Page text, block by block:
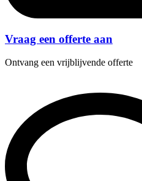
Vraag een offerte aan
Ontvang een vrijblijvende offerte